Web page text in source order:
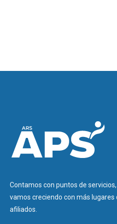
Contamos con puntos de
vamos creciendo con más
afiliados.